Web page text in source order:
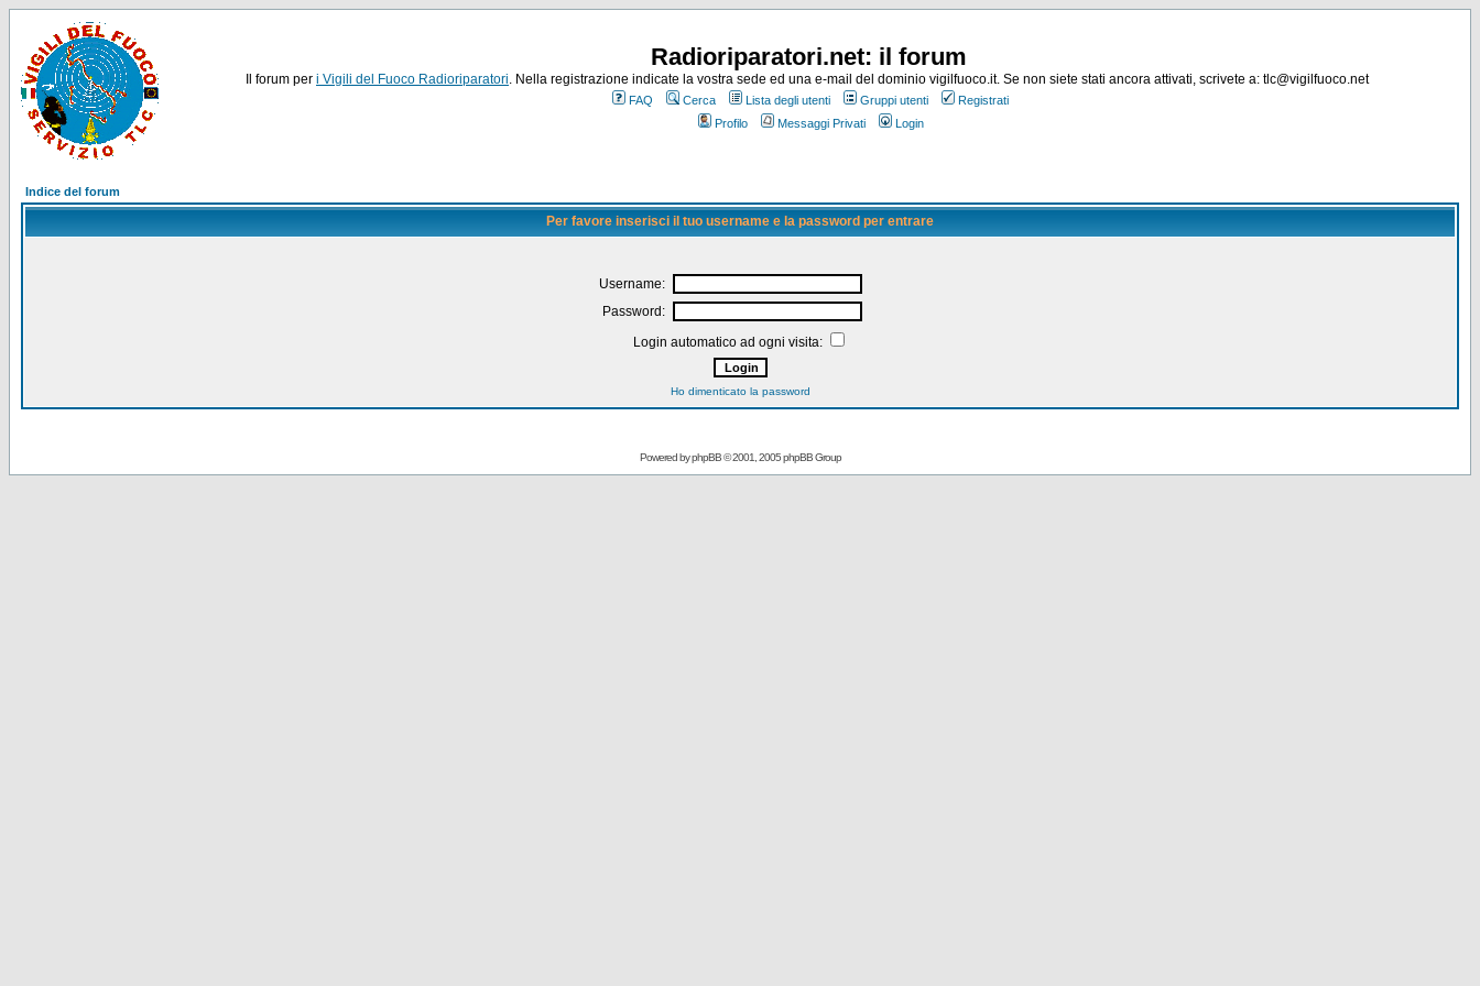
Radioriparatori.net: il forum
Il forum per i Vigili del Fuoco Radioriparatori. Nella registrazione indicate la vostra sede ed una e-mail del dominio vigilfuoco.it. Se non siete stati ancora attivati, scrivete a: tlc@vigilfuoco.net
FAQ Cerca Lista degli utenti Gruppi utenti
Registrati
Profilo
Messaggi Privati Login
Indice del forum
Per favore inserisci il tuo username e la password per entrare
Username:
Password:
Login automatico ad ogni visita:
Ho dimenticato la password
Powered byphpBB© 2001, 2005 phpBB Group